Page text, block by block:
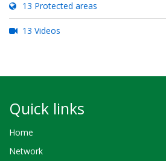
13 Protected areas
13 Videos
Quick links
Home
Network